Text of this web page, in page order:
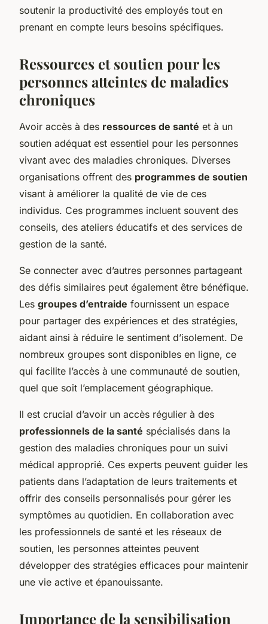
soutenir la productivité des employés tout en
prenant en compte leurs besoins spécifiques.
Ressources et soutien pour les
personnes atteintes de maladies
chroniques
Avoir accès à des ressources de santé et à un
soutien adéquat est essentiel pour les personnes
vivant avec des maladies chroniques. Diverses
organisations offrent des programmes de soutien
visant à améliorer la qualité de vie de ces
individus. Ces programmes incluent souvent des
conseils, des ateliers éducatifs et des services de
gestion de la santé.
Se connecter avec d’autres personnes partageant
des défis similaires peut également être bénéfique.
Les groupes d’entraide fournissent un espace
pour partager des expériences et des stratégies,
aidant ainsi à réduire le sentiment d’isolement. De
nombreux groupes sont disponibles en ligne, ce
qui facilite l’accès à une communauté de soutien,
quel que soit l’emplacement géographique.
Il est crucial d’avoir un accès régulier à des
professionnels de la santé spécialisés dans la
gestion des maladies chroniques pour un suivi
médical approprié. Ces experts peuvent guider les
patients dans l’adaptation de leurs traitements et
offrir des conseils personnalisés pour gérer les
symptômes au quotidien. En collaboration avec
les professionnels de santé et les réseaux de
soutien, les personnes atteintes peuvent
développer des stratégies efficaces pour maintenir
une vie active et épanouissante.
Importance de la sensibilisation